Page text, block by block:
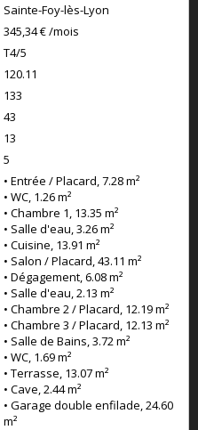
Sainte-Foy-lès-Lyon
345,34 € /mois
T4/5
120.11
133
43
13
5
• Entrée / Placard, 7.28 m²
• WC, 1.26 m²
• Chambre 1, 13.35 m²
• Salle d'eau, 3.26 m²
• Cuisine, 13.91 m²
• Salon / Placard, 43.11 m²
• Dégagement, 6.08 m²
• Salle d'eau, 2.13 m²
• Chambre 2 / Placard, 12.19 m²
• Chambre 3 / Placard, 12.13 m²
• Salle de Bains, 3.72 m²
• WC, 1.69 m²
• Terrasse, 13.07 m²
• Cave, 2.44 m²
• Garage double enfilade, 24.60
m²